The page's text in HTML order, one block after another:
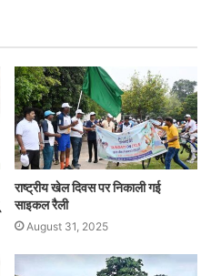
राष्ट्रीय खेल दिवस पर निकाली गई
साइकल रैली
August 31, 2025